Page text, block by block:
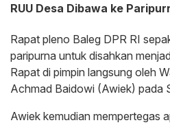
RUU Desa Dibawa ke
Rapat pleno Baleg DPR RI
paripurna untuk disahkan
Rapat di pimpin langsung oleh
Achmad Baidowi (Awiek) pada
Awiek kemudian mempertegas